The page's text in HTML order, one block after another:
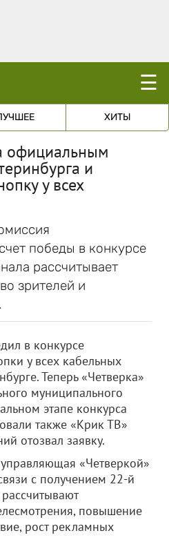
☰
ХИТЫ
официальным
и
у всех
победы в конкурсе
рассчитывает
зрителей и
в конкурсе
у всех кабельных
Теперь «Четверка»
муниципального
этапе конкурса
также «Крик ТВ»
отозвал заявку.
«Четверкой»
с получением 22-й
повышение
рост рекламных